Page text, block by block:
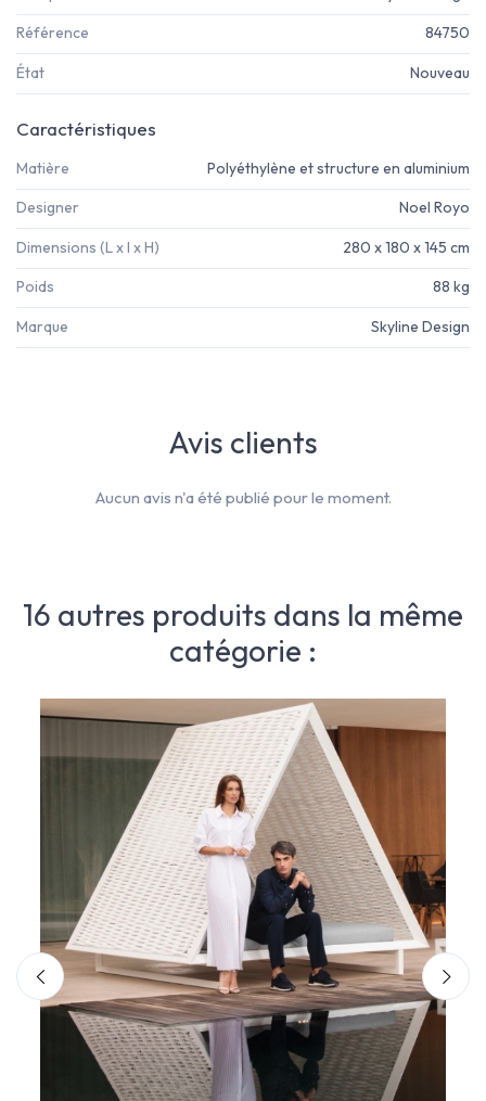
Référence 84750
État Nouveau
Caractéristiques
Matière Polyéthylène et structure en aluminium
Designer Noel Royo
Dimensions (L x l x H) 280 x 180 x 145 cm
Poids 88 kg
Marque Skyline Design
Avis clients
Aucun avis n'a été publié pour le moment.
16 autres produits dans la même
catégorie :